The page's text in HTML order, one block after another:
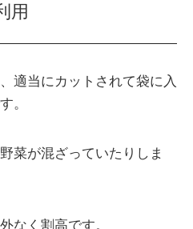
用
適当にカットされて袋に入
。
菜が混ざっていたりしま
なく割高です。